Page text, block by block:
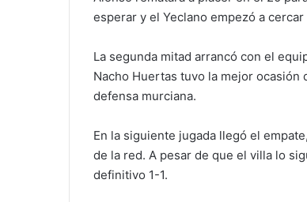
esperar y el Yeclano empezó a
La segunda mitad arrancó con el
Nacho Huertas tuvo la mejor
defensa murciana.
En la siguiente jugada llegó el
de la red. A pesar de que el villa lo
definitivo 1-1.